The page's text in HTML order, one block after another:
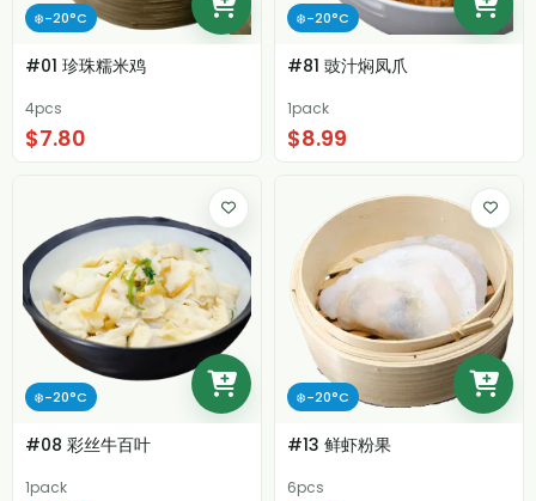
❄️-20°C
#01 珍珠糯米鸡
4pcs
$7.80
❄️-20°C
#81 豉汁焖凤爪
1pack
$8.99
❄️-20°C
#08 彩丝牛百叶
1pack
❄️-20°C
#13 鲜虾粉果
6pcs